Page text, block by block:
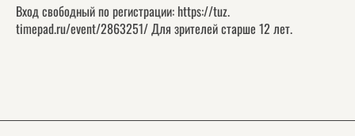
Вход свободный по регистрации: https://tuz.
timepad.ru/event/2863251/Для зрителей старше 12 лет.